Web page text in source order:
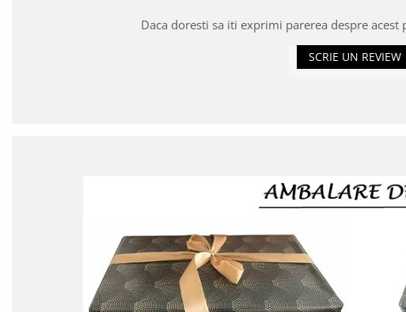
Daca doresti sa iti exprimi parerea despre
SCRIE UN REVIEW